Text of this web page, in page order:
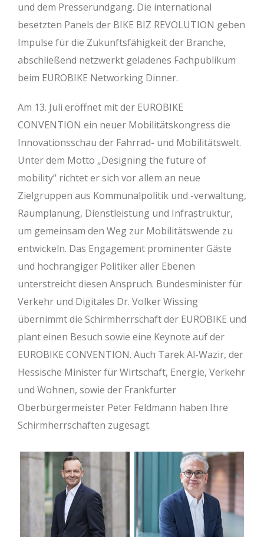
und dem Presserundgang. Die international
besetzten Panels der BIKE BIZ REVOLUTION geben
Impulse für die Zukunftsfähigkeit der Branche,
abschließend netzwerkt geladenes Fachpublikum
beim EUROBIKE Networking Dinner.
Am 13. Juli eröffnet mit der EUROBIKE
CONVENTION ein neuer Mobilitätskongress die
Innovationsschau der Fahrrad- und Mobilitätswelt.
Unter dem Motto „Designing the future of
mobility“ richtet er sich vor allem an neue
Zielgruppen aus Kommunalpolitik und -verwaltung,
Raumplanung, Dienstleistung und Infrastruktur,
um gemeinsam den Weg zur Mobilitätswende zu
entwickeln. Das Engagement prominenter Gäste
und hochrangiger Politiker aller Ebenen
unterstreicht diesen Anspruch. Bundesminister für
Verkehr und Digitales Dr. Volker Wissing
übernimmt die Schirmherrschaft der EUROBIKE und
plant einen Besuch sowie eine Keynote auf der
EUROBIKE CONVENTION. Auch Tarek Al-Wazir, der
Hessische Minister für Wirtschaft, Energie, Verkehr
und Wohnen, sowie der Frankfurter
Oberbürgermeister Peter Feldmann haben Ihre
Schirmherrschaften zugesagt.